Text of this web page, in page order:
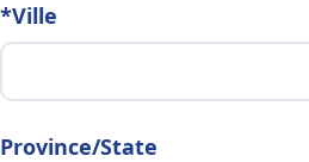
*Ville
Province/State